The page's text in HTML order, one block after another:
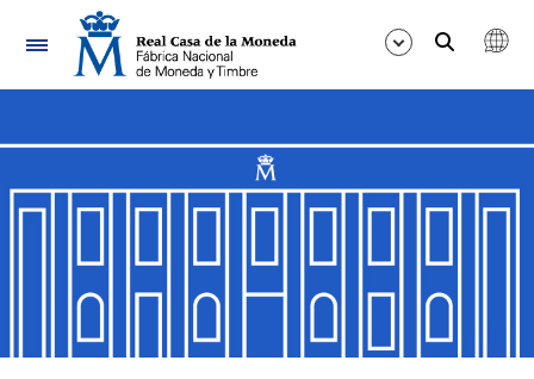
Navegación
Mostrar/Ocultar
Mostrar/Ocultar
Mostrar/Ocultar